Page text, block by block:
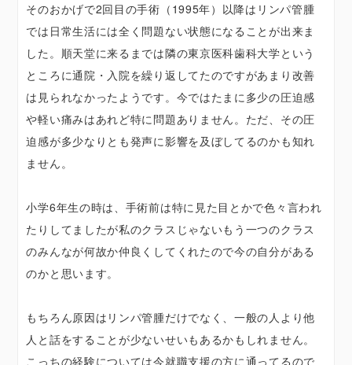
そのおかげで2回目の手術（1995年）以降はリンパ管腫
では日常生活には全く問題ない状態になることが出来ま
した。順天堂に来るまでは隣の東京医科歯科大学という
ところに通院・入院を繰り返してたのですがあまり改善
は見られなかったようです。今ではたまに多少の圧迫感
や軽い痛みはあれど特に問題ありません。ただ、その圧
迫感が多少なりとも発声に影響を及ぼしてるのかも知れ
ません。
小学6年生の時は、手術前は特に見た目とかで色々言われ
たりしてましたが私のクラスじゃないもう一つのクラス
のみんなが何故か仲良くしてくれたので今の自分がある
のかと思います。
もちろん原因はリンパ管腫だけでなく、一般の人より他
人と話をすることが少ないせいもあるかもしれません。
こっちの経験については今就職支援の方に通ってるので